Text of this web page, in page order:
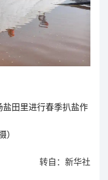
田里进行春季扒盐作
）
转自：新华社